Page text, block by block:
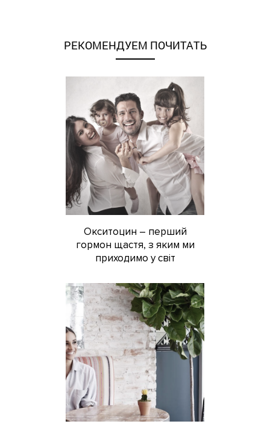
РЕКОМЕНДУЕМ ПОЧИТАТЬ
Окситоцин – перший
гормон щастя, з яким ми
приходимо у світ